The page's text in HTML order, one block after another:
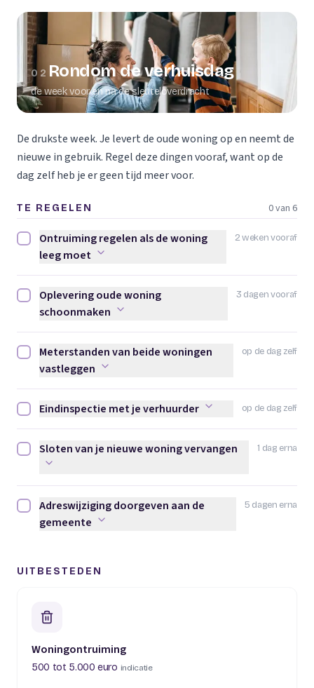
02 Rondom de verhuisdag
de week voor en na de sleuteloverdracht
De drukste week. Je levert de oude woning op en neemt de
nieuwe in gebruik. Regel deze dingen vooraf, want op de
dag zelf heb je er geen tijd meer voor.
TE REGELEN 0 van 6
2 weken vooraf
Ontruiming regelen als de woning leeg moet afvinken
Ontruiming regelen als de woning
leeg moet
3 dagen vooraf
Oplevering oude woning schoonmaken afvinken
Oplevering oude woning
schoonmaken
op de dag zelf
Meterstanden van beide woningen vastleggen afvinken
Meterstanden van beide woningen
vastleggen
op de dag zelf
Eindinspectie met je verhuurder afvinken
Eindinspectie met je verhuurder
1 dag erna
Sloten van je nieuwe woning vervangen afvinken
Sloten van je nieuwe woning vervangen
5 dagen erna
Adreswijziging doorgeven aan de gemeente afvinken
Adreswijziging doorgeven aan de
gemeente
UITBESTEDEN
Woningontruiming
500 tot 5.000 euro indicatie